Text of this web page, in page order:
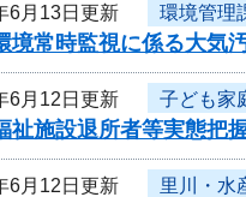
6月13日更新 環境管理
境常時監視に係る大気
6月12日更新 子ども家
祉施設退所者等実態把
6月12日更新 里川・水